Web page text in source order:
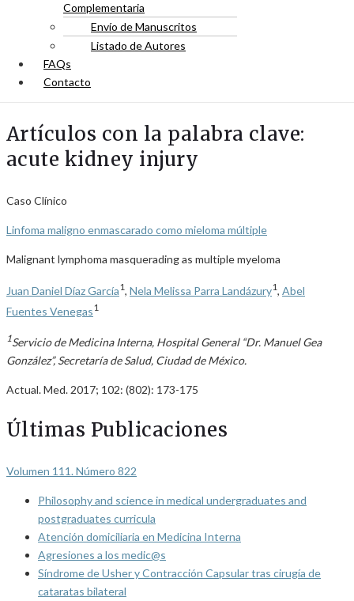
Complementaria
Envío de Manuscritos
Listado de Autores
FAQs
Contacto
Artículos con la palabra clave:
acute kidney injury
Caso Clínico
Linfoma maligno enmascarado como mieloma múltiple
Malignant lymphoma masquerading as multiple myeloma
Juan Daniel Díaz García1, Nela Melissa Parra Landázury1, Abel
Fuentes Venegas1
1Servicio de Medicina Interna, Hospital General “Dr. Manuel Gea
González”, Secretaría de Salud, Ciudad de México.
Actual. Med. 2017; 102: (802): 173-175
Últimas Publicaciones
Volumen 111. Número 822
Philosophy and science in medical undergraduates and
postgraduates curricula
Atención domiciliaria en Medicina Interna
Agresiones a los medic@s
Síndrome de Usher y Contracción Capsular tras cirugía de
cataratas bilateral